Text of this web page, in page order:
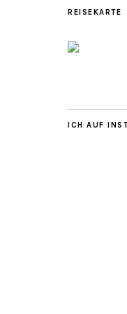
REISEKARTE
ICH AUF